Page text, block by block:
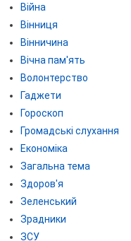
Війна
Вінниця
Вінничина
Вічна пам'ять
Волонтерство
Гаджети
Гороскоп
Громадські слухання
Економіка
Загальна тема
Здоров'я
Зеленський
Зрадники
ЗСУ